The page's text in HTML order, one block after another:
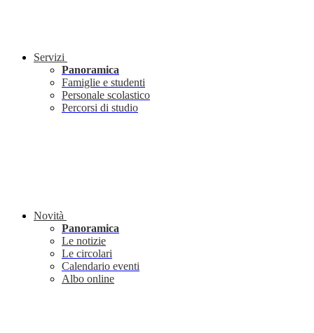
Servizi
Panoramica
Famiglie e studenti
Personale scolastico
Percorsi di studio
Novità
Panoramica
Le notizie
Le circolari
Calendario eventi
Albo online